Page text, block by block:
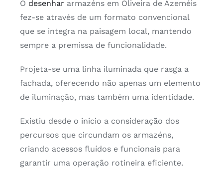
O desenhar armazéns em Oliveira de Azeméis
fez-se através de um formato convencional
que se integra na paisagem local, mantendo
sempre a premissa de funcionalidade.
Projeta-se uma linha iluminada que rasga a
fachada, oferecendo não apenas um elemento
de iluminação, mas também uma identidade.
Existiu desde o inicio a consideração dos
percursos que circundam os armazéns,
criando acessos fluídos e funcionais para
garantir uma operação rotineira eficiente.